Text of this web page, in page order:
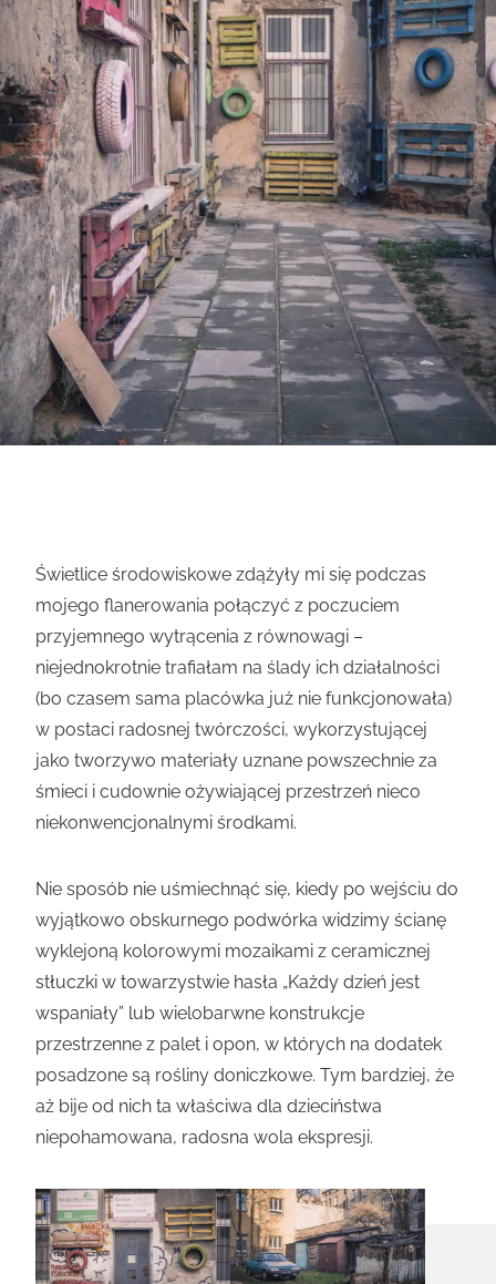
Świetlice środowiskowe zdążyły mi się podczas
mojego flanerowania połączyć z poczuciem
przyjemnego wytrącenia z równowagi –
niejednokrotnie trafiałam na ślady ich działalności
(bo czasem sama placówka już nie funkcjonowała)
w postaci radosnej twórczości, wykorzystującej
jako tworzywo materiały uznane powszechnie za
śmieci i cudownie ożywiającej przestrzeń nieco
niekonwencjonalnymi środkami.
Nie sposób nie uśmiechnąć się, kiedy po wejściu do
wyjątkowo obskurnego podwórka widzimy ścianę
wyklejoną kolorowymi mozaikami z ceramicznej
stłuczki w towarzystwie hasła „Każdy dzień jest
wspaniały” lub wielobarwne konstrukcje
przestrzenne z palet i opon, w których na dodatek
posadzone są rośliny doniczkowe. Tym bardziej, że
aż bije od nich ta właściwa dla dzieciństwa
niepohamowana, radosna wola ekspresji.